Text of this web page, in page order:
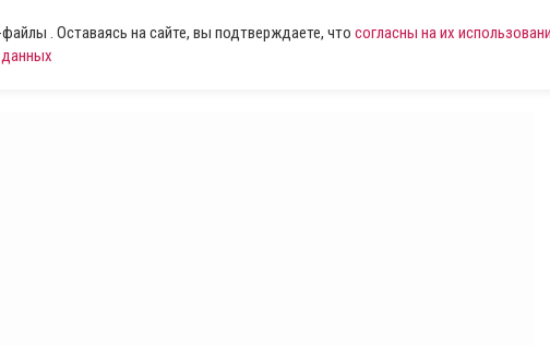
. Оставаясь на сайте, вы подтверждаете, что согласны на их